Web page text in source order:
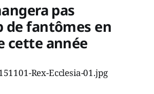
pas
de fantômes en
cette année